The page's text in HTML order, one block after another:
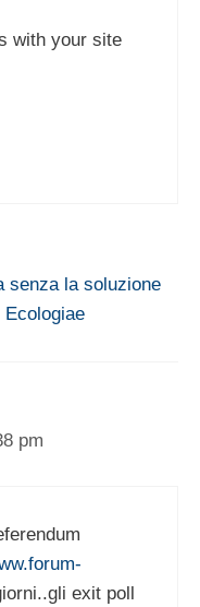
with your site
senza la soluzione
pm
exit poll